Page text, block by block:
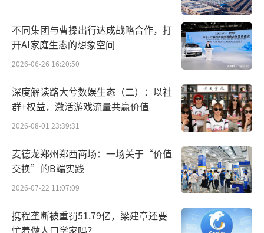
不同集团与曹操出行达成战略合作，打
开AI家庭生态的想象空间
2026-06-26 16:20:50
深度解读路大兮数娱生态（二）：以社
群+权益，激活游戏流量共赢价值
2026-08-01 23:39:31
麦德龙郑州郑西商场：一场关于“价值
交换”的B端实践
2026-07-22 11:07:09
携程垄断被重罚51.79亿，梁建章还要
忙着做人口学家吗？